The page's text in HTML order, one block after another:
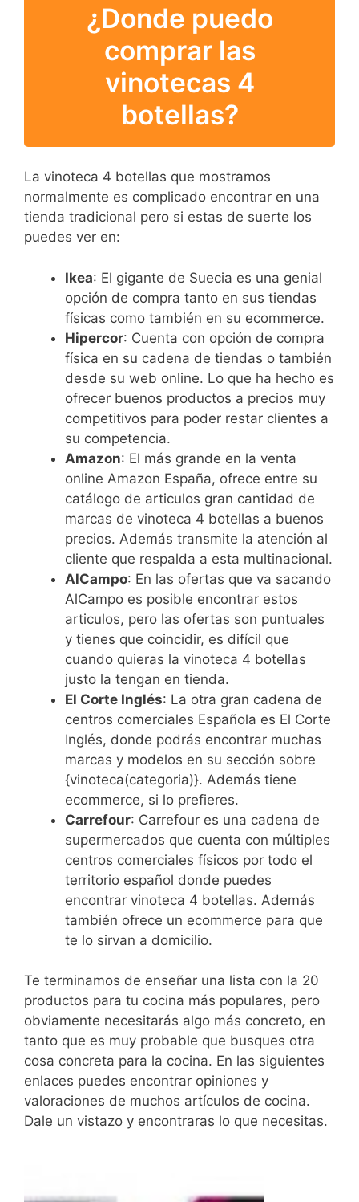
¿Donde puedo
comprar las
vinotecas 4
botellas?
La vinoteca 4 botellas que mostramos
normalmente es complicado encontrar en una
tienda tradicional pero si estas de suerte los
puedes ver en:
Ikea: El gigante de Suecia es una genial
opción de compra tanto en sus tiendas
físicas como también en su ecommerce.
Hipercor: Cuenta con opción de compra
física en su cadena de tiendas o también
desde su web online. Lo que ha hecho es
ofrecer buenos productos a precios muy
competitivos para poder restar clientes a
su competencia.
Amazon: El más grande en la venta
online Amazon España, ofrece entre su
catálogo de articulos gran cantidad de
marcas de vinoteca 4 botellas a buenos
precios. Además transmite la atención al
cliente que respalda a esta multinacional.
AlCampo: En las ofertas que va sacando
AlCampo es posible encontrar estos
articulos, pero las ofertas son puntuales
y tienes que coincidir, es difícil que
cuando quieras la vinoteca 4 botellas
justo la tengan en tienda.
El Corte Inglés: La otra gran cadena de
centros comerciales Española es El Corte
Inglés, donde podrás encontrar muchas
marcas y modelos en su sección sobre
{vinoteca(categoria)}. Además tiene
ecommerce, si lo prefieres.
Carrefour: Carrefour es una cadena de
supermercados que cuenta con múltiples
centros comerciales físicos por todo el
territorio español donde puedes
encontrar vinoteca 4 botellas. Además
también ofrece un ecommerce para que
te lo sirvan a domicilio.
Te terminamos de enseñar una lista con la 20
productos para tu cocina más populares, pero
obviamente necesitarás algo más concreto, en
tanto que es muy probable que busques otra
cosa concreta para la cocina. En las siguientes
enlaces puedes encontrar opiniones y
valoraciones de muchos artículos de cocina.
Dale un vistazo y encontraras lo que necesitas.